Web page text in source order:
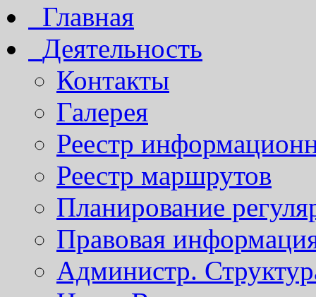
Главная
Деятельность
Контакты
Галерея
Реестр
Реестр маршрутов
Планирование
Правовая
Администр.